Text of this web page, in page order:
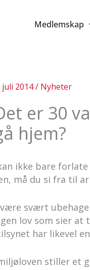
Medlemskap
juli 2014/ Nyheter
er 30
hjem?
ikke bare
må du si fra til
svært
lov som sier
har likevel
stiller et